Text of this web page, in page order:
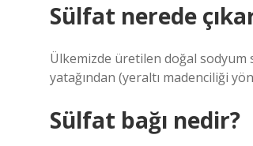
Sülfat nerede
Ülkemizde üretilen doğal sodyum
yatağından (yeraltı madenciliği
Sülfat bağı nedir?